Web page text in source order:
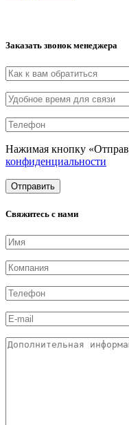
Заказать звонок менеджера
Нажимая кнопку
конфиденциальности
Свяжитесь с нами